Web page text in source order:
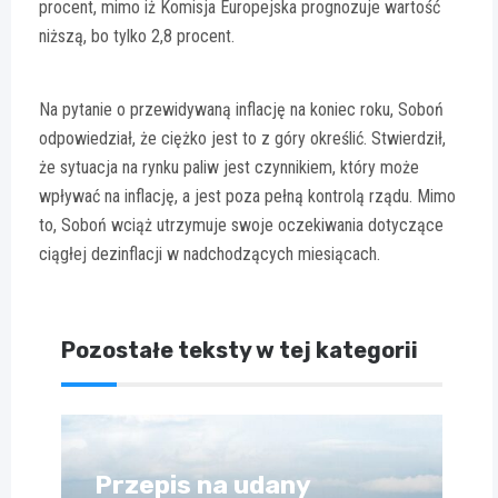
procent, mimo iż Komisja Europejska prognozuje wartość
niższą, bo tylko 2,8 procent.
Na pytanie o przewidywaną inflację na koniec roku, Soboń
odpowiedział, że ciężko jest to z góry określić. Stwierdził,
że sytuacja na rynku paliw jest czynnikiem, który może
wpływać na inflację, a jest poza pełną kontrolą rządu. Mimo
to, Soboń wciąż utrzymuje swoje oczekiwania dotyczące
ciągłej dezinflacji w nadchodzących miesiącach.
Pozostałe teksty w tej kategorii
Przepis na udany